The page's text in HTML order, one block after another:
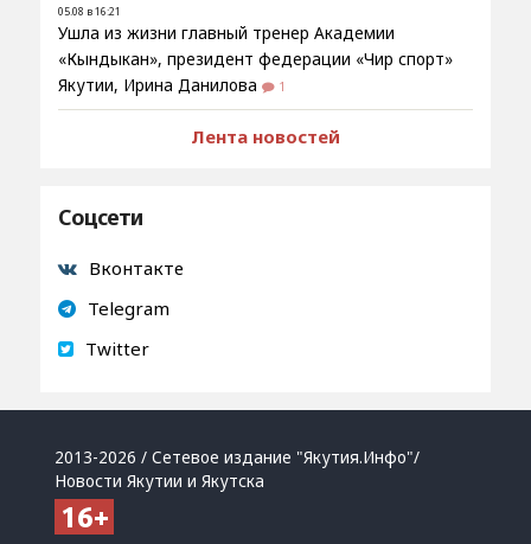
05.08 в 16:21
Ушла из жизни главный тренер Академии
«Кындыкан», президент федерации «Чир спорт»
Якутии, Ирина Данилова
1
Лента новостей
Соцсети
Вконтакте
Telegram
Twitter
2013-2026 / Сетевое издание "Якутия.Инфо"/
Новости Якутии и Якутска